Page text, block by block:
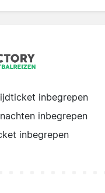
inbegrepen
inbegrepen
inbegrepen